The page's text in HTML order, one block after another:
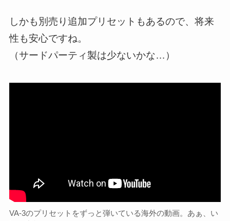
しかも別売り追加プリセットもあるので、将来
性も安心ですね。
（サードパーティ製は少ないかな…）
VA-3のプリセットをずっと弾いている海外の動画。あぁ、い